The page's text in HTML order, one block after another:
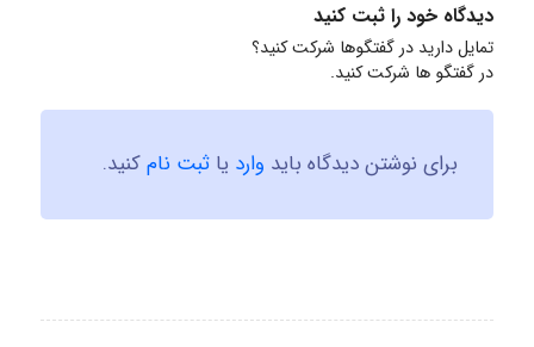
دیدگاه خود را ثبت کنید
تمایل دارید در گفتگوها شرکت کنید؟
در گفتگو ها شرکت کنید.
برای نوشتن دیدگاه باید وارد یا ثبت نامکنید.